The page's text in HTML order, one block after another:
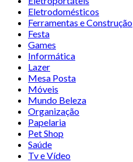
Eletrodomésticos
Ferramentas e Construção
Festa
Games
Informática
Lazer
Mesa Posta
Móveis
Mundo Beleza
Organização
Papelaria
Pet Shop
Saúde
Tv e Vídeo